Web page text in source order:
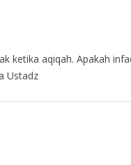
ketika aqiqah. Apakah
Ustadz